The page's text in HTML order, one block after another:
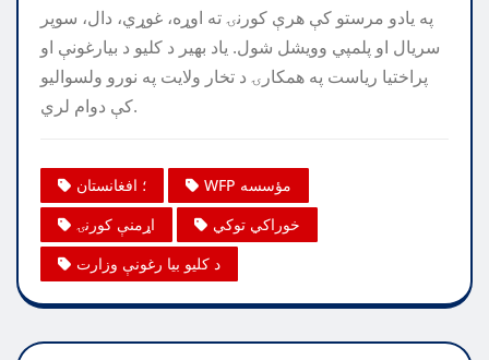
په یادو مرستو کې هرې کورنۍ ته اوړه، غوړي، دال، سوپر
سریال او پلمپي وویشل شول. یاد بهیر د کلیو د بیارغونې او
پراختیا ریاست په همکارۍ د تخار ولایت په نورو ولسوالیو
کې دوام لري.
؛ افغانستان
WFP مؤسسه
اړمنې کورنۍ
خوراکي توکي
د کلیو بیا رغونې وزارت